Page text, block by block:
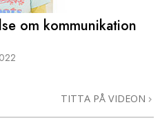
om kommunikation
TITTA PÅ VIDEON